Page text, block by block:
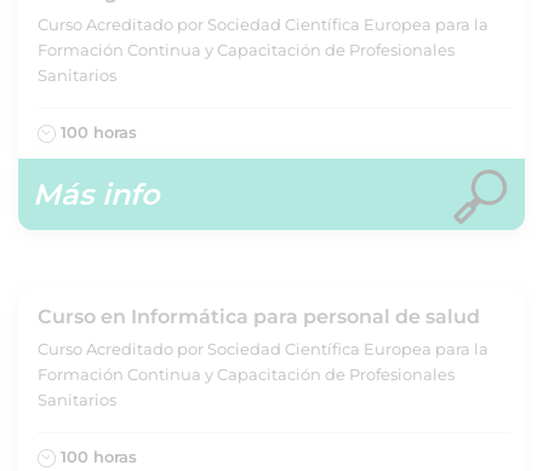
Curso Acreditado por Sociedad Científica Europea para la
Formación Continua y Capacitación de Profesionales
Sanitarios
100 horas
Más info
Curso en Informática para personal de salud
Curso Acreditado por Sociedad Científica Europea para la
Formación Continua y Capacitación de Profesionales
Sanitarios
100 horas